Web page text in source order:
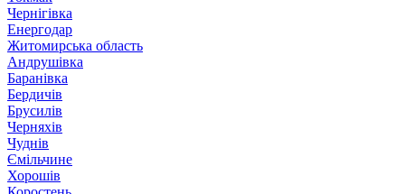
Чернігівка
Енергодар
Житомирська область
Андрушівка
Баранівка
Бердичів
Брусилів
Черняхів
Чуднів
Ємільчине
Хорошів